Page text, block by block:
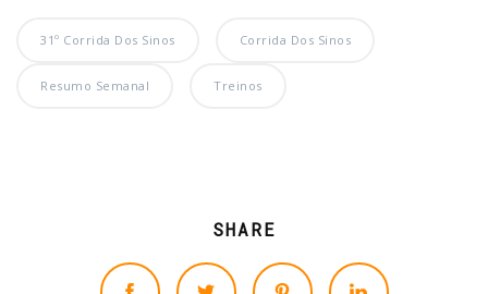
31º Corrida Dos Sinos Corrida Dos Sinos
Resumo Semanal Treinos
SHARE